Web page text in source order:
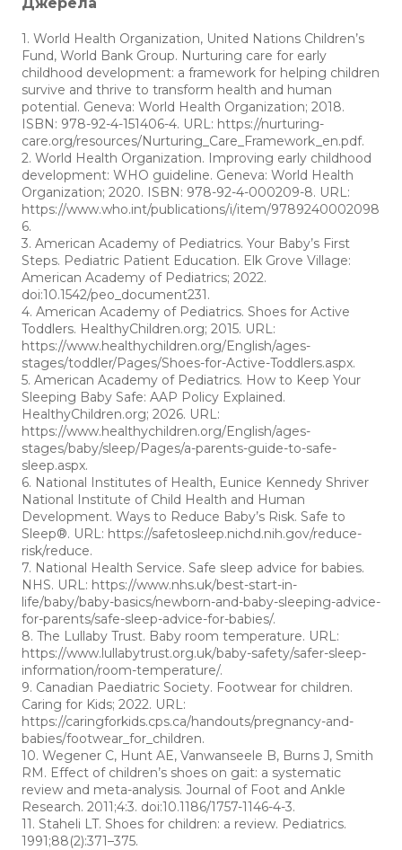
кульгає, скаржиться на біль, часто падає, має
виражену асиметрію ходи або батьки
помічають різку зміну рухів.
Якщо у вас залишились будь-які питання
стосовно розвитку малечі, приходьте на
консультацію у CenterUP.
1. World Health Organization, United Nations Children’s
Fund, World Bank Group. Nurturing care for early
childhood development: a framework for helping children
survive and thrive to transform health and human
potential. Geneva: World Health Organization; 2018.
ISBN: 978-92-4-151406-4. URL: https://nurturing-
care.org/resources/Nurturing_Care_Framework_en.pdf.
2. World Health Organization. Improving early childhood
development: WHO guideline. Geneva: World Health
Organization; 2020. ISBN: 978-92-4-000209-8. URL:
https://www.who.int/publications/i/item/9789240002098
6.
3. American Academy of Pediatrics. Your Baby’s First
Steps. Pediatric Patient Education. Elk Grove Village:
American Academy of Pediatrics; 2022.
doi:10.1542/peo_document231.
4. American Academy of Pediatrics. Shoes for Active
Toddlers. HealthyChildren.org; 2015. URL:
https://www.healthychildren.org/English/ages-
stages/toddler/Pages/Shoes-for-Active-Toddlers.aspx.
5. American Academy of Pediatrics. How to Keep Your
Sleeping Baby Safe: AAP Policy Explained.
HealthyChildren.org; 2026. URL:
https://www.healthychildren.org/English/ages-
stages/baby/sleep/Pages/a-parents-guide-to-safe-
sleep.aspx.
6. National Institutes of Health, Eunice Kennedy Shriver
National Institute of Child Health and Human
Development. Ways to Reduce Baby’s Risk. Safe to
Sleep®. URL: https://safetosleep.nichd.nih.gov/reduce-
risk/reduce.
7. National Health Service. Safe sleep advice for babies.
NHS. URL: https://www.nhs.uk/best-start-in-
life/baby/baby-basics/newborn-and-baby-sleeping-advice-
for-parents/safe-sleep-advice-for-babies/.
8. The Lullaby Trust. Baby room temperature. URL:
https://www.lullabytrust.org.uk/baby-safety/safer-sleep-
information/room-temperature/.
9. Canadian Paediatric Society. Footwear for children.
Caring for Kids; 2022. URL:
https://caringforkids.cps.ca/handouts/pregnancy-and-
babies/footwear_for_children.
10. Wegener C, Hunt AE, Vanwanseele B, Burns J, Smith
RM. Effect of children’s shoes on gait: a systematic
review and meta-analysis. Journal of Foot and Ankle
Research. 2011;4:3. doi:10.1186/1757-1146-4-3.
11. Staheli LT. Shoes for children: a review. Pediatrics.
1991;88(2):371–375.